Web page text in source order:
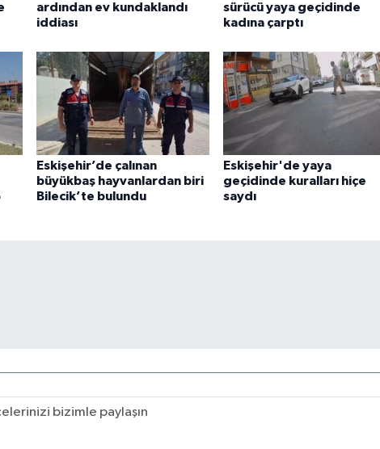
ardından ev kundaklandı
iddiası
sürücü yaya geçidinde
kadına çarptı
Eskişehir’de çalınan
büyükbaş hayvanlardan biri
Bilecik’te bulundu
Eskişehir'de yaya
geçidinde kuralları hiçe
saydı